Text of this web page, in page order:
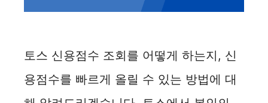
토스 신용점수 조회를 어떻게 하는지, 신
용점수를 빠르게 올릴 수 있는 방법에 대